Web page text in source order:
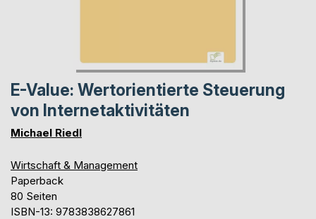
E-Value: Wertorientierte Steuerung
von Internetaktivitäten
Michael Riedl
Wirtschaft & Management
Paperback
80 Seiten
ISBN-13: 9783838627861